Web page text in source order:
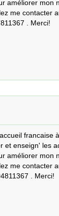
améliorer mon
me contacter
. Merci!
francaise
et enseign' les
améliorer mon
me contacter
. Merci!